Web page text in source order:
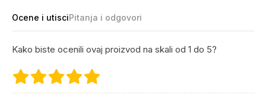
Ocene i utisciPitanja i odgovori
Kako biste ocenili ovaj proizvod na skali od 1 do 5?